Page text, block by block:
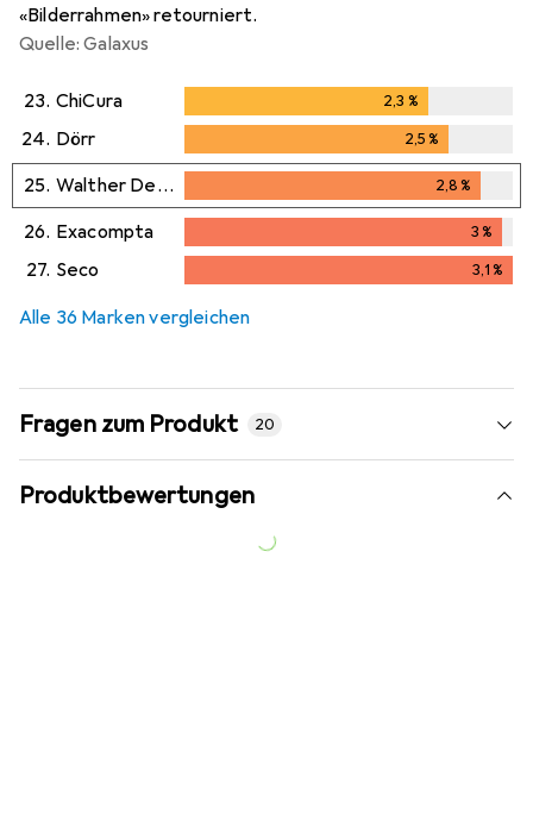
«Bilderrahmen» retourniert.
Quelle: Galaxus
23. ChiCura 2,3 %
24. Dörr 2,5%
25. Walther Design 2,8%
2,8%
26. Exacompta 3%
3%
27. Seco 3,1%
Alle 36 Marken vergleichen
Fragen zum Produkt 20
Produktbewertungen